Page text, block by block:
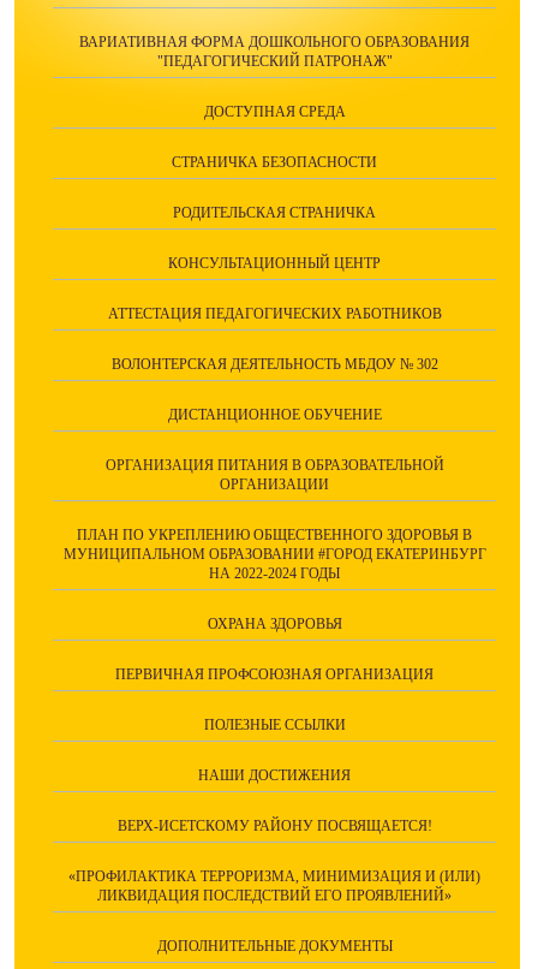
ВАРИАТИВНАЯ ФОРМА ДОШКОЛЬНОГО ОБРАЗОВАНИЯ
"ПЕДАГОГИЧЕСКИЙ ПАТРОНАЖ"
ДОСТУПНАЯ СРЕДА
СТРАНИЧКА БЕЗОПАСНОСТИ
РОДИТЕЛЬСКАЯ СТРАНИЧКА
КОНСУЛЬТАЦИОННЫЙ ЦЕНТР
АТТЕСТАЦИЯ ПЕДАГОГИЧЕСКИХ РАБОТНИКОВ
ВОЛОНТЕРСКАЯ ДЕЯТЕЛЬНОСТЬ МБДОУ № 302
ДИСТАНЦИОННОЕ ОБУЧЕНИЕ
ОРГАНИЗАЦИЯ ПИТАНИЯ В ОБРАЗОВАТЕЛЬНОЙ
ОРГАНИЗАЦИИ
ПЛАН ПО УКРЕПЛЕНИЮ ОБЩЕСТВЕННОГО ЗДОРОВЬЯ В
МУНИЦИПАЛЬНОМ ОБРАЗОВАНИИ #ГОРОД ЕКАТЕРИНБУРГ
НА 2022-2024 ГОДЫ
ОХРАНА ЗДОРОВЬЯ
ПЕРВИЧНАЯ ПРОФСОЮЗНАЯ ОРГАНИЗАЦИЯ
ПОЛЕЗНЫЕ ССЫЛКИ
НАШИ ДОСТИЖЕНИЯ
ВЕРХ-ИСЕТСКОМУ РАЙОНУ ПОСВЯЩАЕТСЯ!
«ПРОФИЛАКТИКА ТЕРРОРИЗМА, МИНИМИЗАЦИЯ И (ИЛИ)
ЛИКВИДАЦИЯ ПОСЛЕДСТВИЙ ЕГО ПРОЯВЛЕНИЙ»
ДОПОЛНИТЕЛЬНЫЕ ДОКУМЕНТЫ